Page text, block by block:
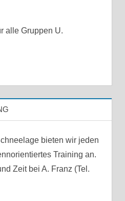
alle Gruppen U.
bieten wir jeden
Training an.
Zeit bei A. Franz (Tel.